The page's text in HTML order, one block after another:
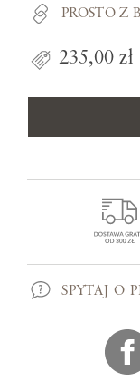
PROSTO Z
235,00 zł
SPYTAJ O